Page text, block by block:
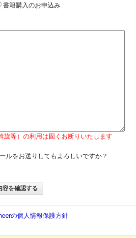
書籍購入のお申込み
等）の利用は固くお断りいたします
ルをお送りしてもよろしいですか？
の個人情報保護方針